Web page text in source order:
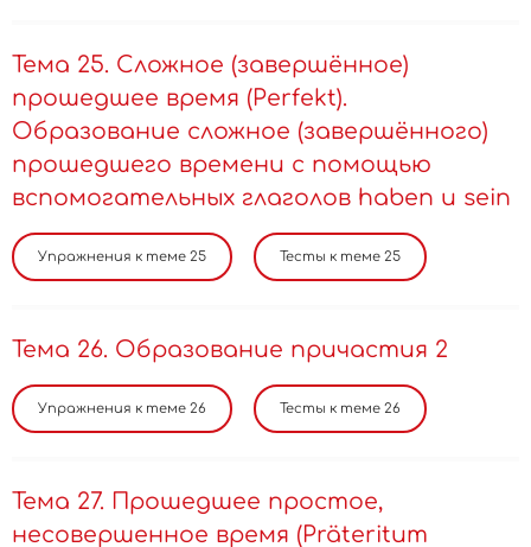
Тема 25. Сложное (завершённое)
прошедшее время (Perfekt).
Образование сложное (завершённого)
прошедшего времени с помощью
вспомогательных глаголов haben и sein
Тема 26. Образование причастия 2
Тема 27. Прошедшее простое,
несовершенное время (Präteritum